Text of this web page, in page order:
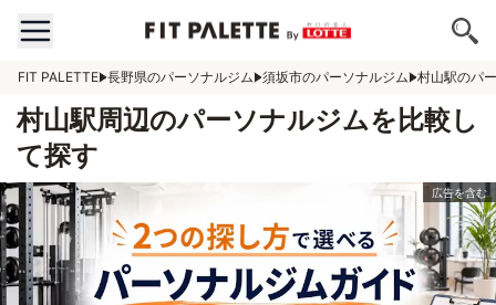
FIT PALETTE 長野県のパーソナルジム 須坂市のパーソナルジム 村山駅のパ
村山駅周辺のパーソナルジムを比較し
て探す